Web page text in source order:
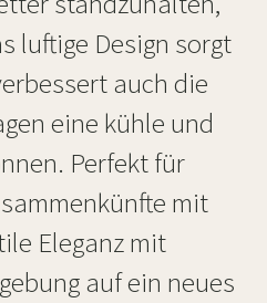
luftige Design sorgt
auch die
eine kühle und
Perfekt für
mit
Eleganz mit
auf ein neues